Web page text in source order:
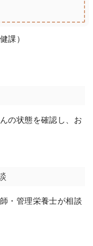
課）
の状態を確認し、お
・管理栄養士が相談